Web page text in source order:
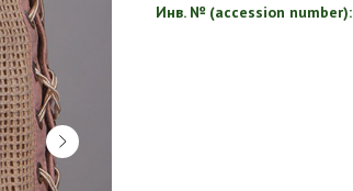
Инв. № (accession number):